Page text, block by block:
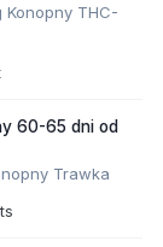
Konopny THC-
60-65 dni od
Trawka